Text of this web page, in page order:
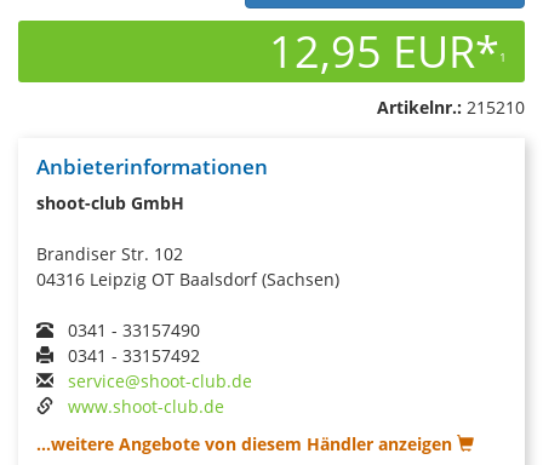
12,95 EUR*1
Artikelnr.: 215210
Anbieterinformationen
shoot-club GmbH
Brandiser Str. 102
04316 Leipzig OT Baalsdorf (Sachsen)
0341 - 33157490
0341 - 33157492
service@shoot-club.de
www.shoot-club.de
...weitere Angebote von diesem Händler anzeigen